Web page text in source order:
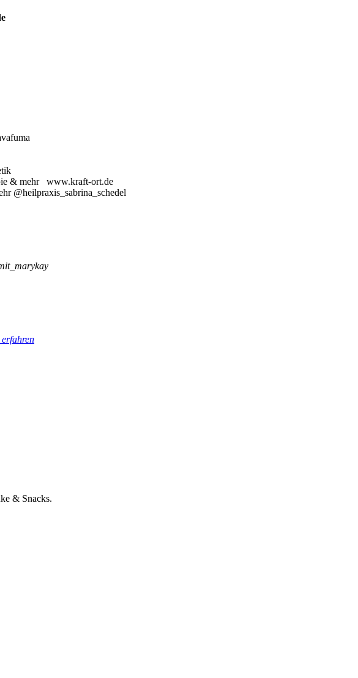
& mehr www.kraft-ort.de
@heilpraxis_sabrina_schedel
& Snacks.